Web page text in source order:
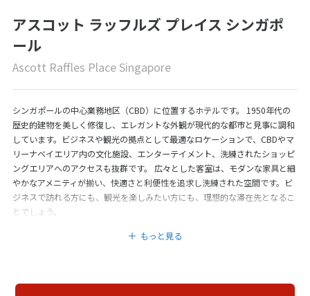
アスコット ラッフルズ プレイス シンガポ
ール
Ascott Raffles Place Singapore
シンガポールの中心業務地区（CBD）に位置するホテルです。 1950年代の
歴史的建物を美しく修復し、エレガントな外観が現代的な都市と見事に調和
しています。ビジネスや観光の拠点として最適なロケーションで、CBDやマ
リーナベイエリア内の文化施設、エンターテイメント、洗練されたショッピ
ングエリアへのアクセスも抜群です。 広々とした客室は、モダンな家具と細
やかなアメニティが揃い、快適さと利便性を追求し洗練された空間です。ビ
ジネスで訪れる方にも、観光を楽しみたい方にも、理想的な滞在先となるこ
とでしょう。
もっと見る